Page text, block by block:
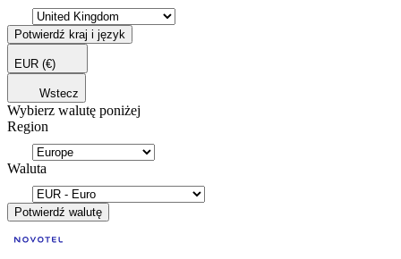
Potwierdź kraj i język
EUR (€)
Wstecz
Wybierz walutę poniżej
Region
Waluta
Potwierdź walutę